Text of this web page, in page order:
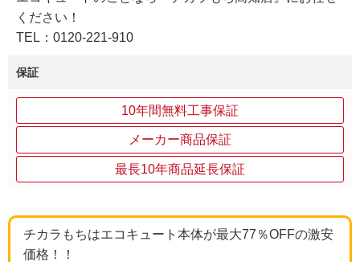
ください！
TEL：0120-221-910
保証
10年間無料工事保証
メーカー商品保証
最長10年商品延長保証
チカラもちはエコキュート本体が最大77％OFFの激安
価格！！